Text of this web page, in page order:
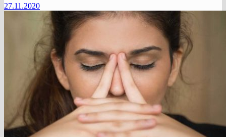
27.11.2020